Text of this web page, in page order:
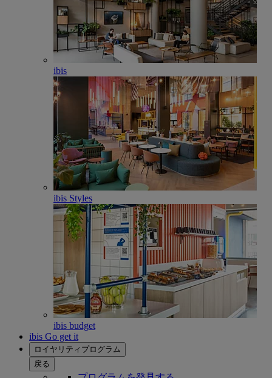
ibis
ibis Styles
ibis budget
ibis Go get it
ロイヤリティプログラム
戻る